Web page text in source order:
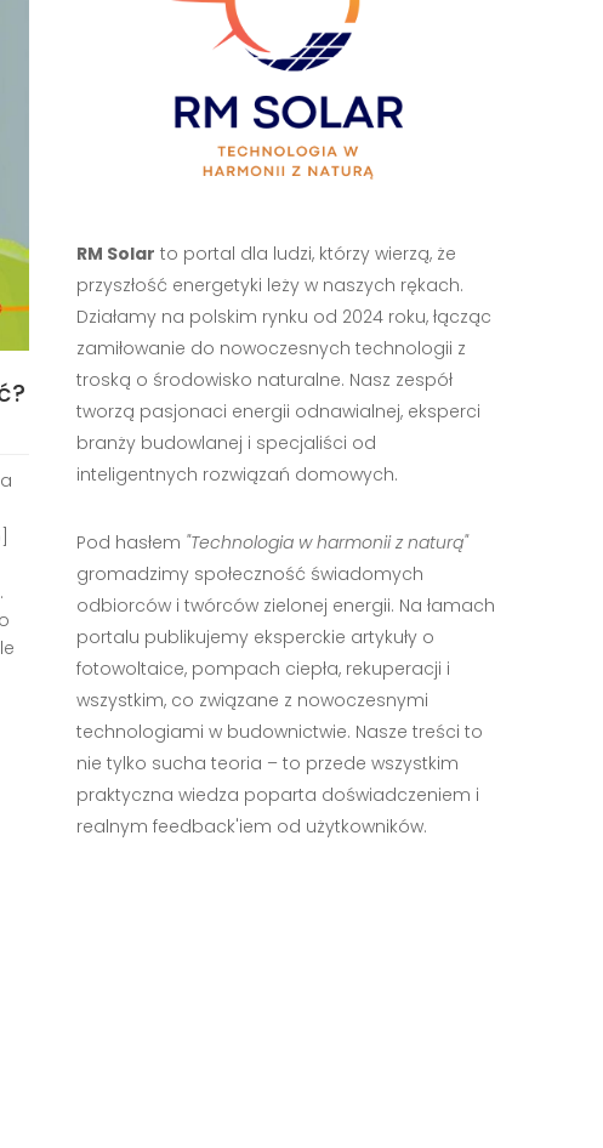
RM Solar to portal dla ludzi, którzy wierzą, że
przyszłość energetyki leży w naszych rękach.
Działamy na polskim rynku od 2024 roku, łącząc
zamiłowanie do nowoczesnych technologii z
troską o środowisko naturalne. Nasz zespół
tworzą pasjonaci energii odnawialnej, eksperci
branży budowlanej i specjaliści od
inteligentnych rozwiązań domowych.
Pod hasłem "Technologia w harmonii z naturą"
gromadzimy społeczność świadomych
odbiorców i twórców zielonej energii. Na łamach
portalu publikujemy eksperckie artykuły o
fotowoltaice, pompach ciepła, rekuperacji i
wszystkim, co związane z nowoczesnymi
technologiami w budownictwie. Nasze treści to
nie tylko sucha teoria – to przede wszystkim
praktyczna wiedza poparta doświadczeniem i
realnym feedback'iem od użytkowników.